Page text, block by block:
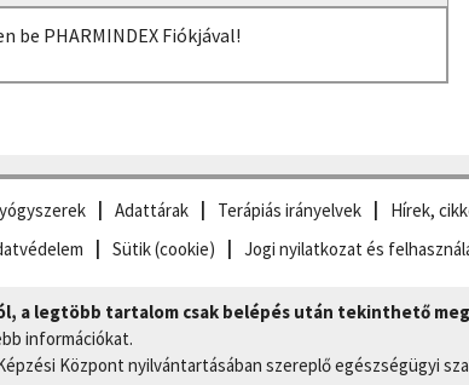
be PHARMINDEX Fiókjával!
Adattárak Terápiás irányelvek
Hírek,
Sütik (cookie) Jogi nyilatkozat és
a legtöbb tartalom csak belépés után tekinthető
információkat.
Központ nyilvántartásában szereplő egészségügyi